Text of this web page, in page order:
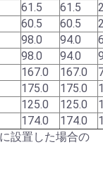
61.5 61.5
60.5 60.5
98.0 94.0
98.0 94.0
167.0 167.0
175.0 175.0
125.0 125.0
174.0 174.0
設置した場合の